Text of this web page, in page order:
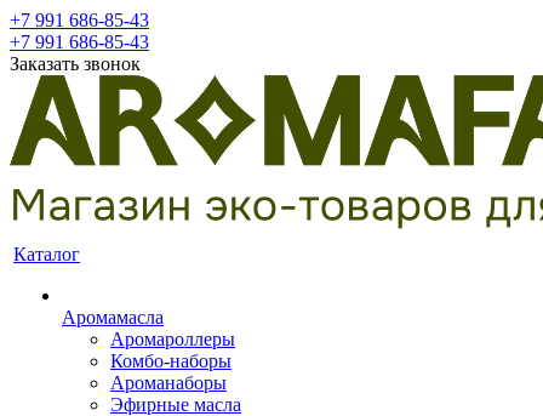
+7 991 686-85-43
+7 991 686-85-43
Заказать звонок
Каталог
Аромамасла
Аромароллеры
Комбо-наборы
Ароманаборы
Эфирные масла